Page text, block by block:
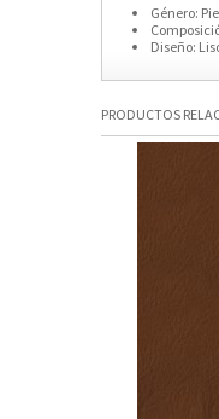
Género:
Diseño:
PRODUCTOS